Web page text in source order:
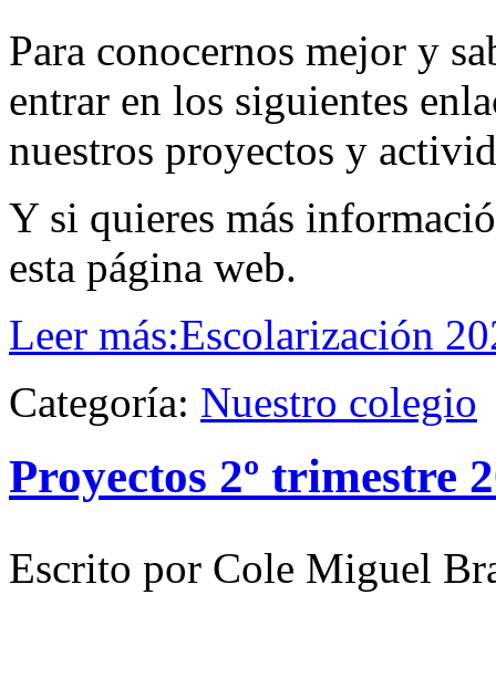
Para conocernos mejor y
entrar en los siguientes
nuestros proyectos y
Y si quieres más
esta página web.
Leer más:Escolarización
Categoría: Nuestro colegio
Proyectos 2º trimestre
Escrito por Cole Miguel